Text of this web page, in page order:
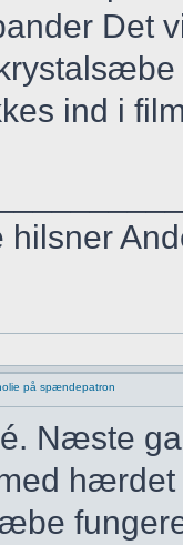
Det
ind i
hilsner
på spændepatron
Næste
hærdet